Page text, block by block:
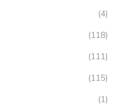
(4)
(118)
(111)
(115)
(1)